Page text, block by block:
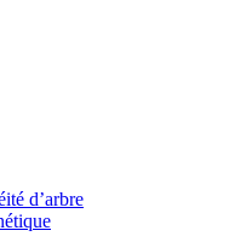
d’arbre